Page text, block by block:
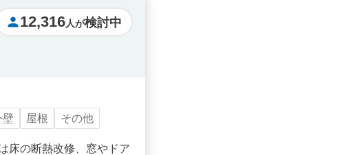
12,316人が検討中
壁 屋根
その他
床の断熱改修、窓やドア